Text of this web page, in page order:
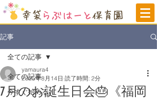
記事
全ての記事
今すぐ始める
全ての記事
7月のお誕生日会🎂《福岡
yamaura4
2025年8月14日 読了時間: 2分